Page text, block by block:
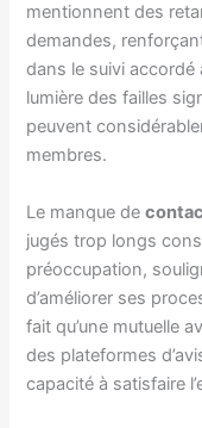
mentionnent des
demandes,
dans le suivi
lumière des failles
peuvent
membres.
Le manque de
jugés trop longs
préoccupation,
d’améliorer ses
fait qu’une mutuelle
des plateformes
capacité à satisfaire